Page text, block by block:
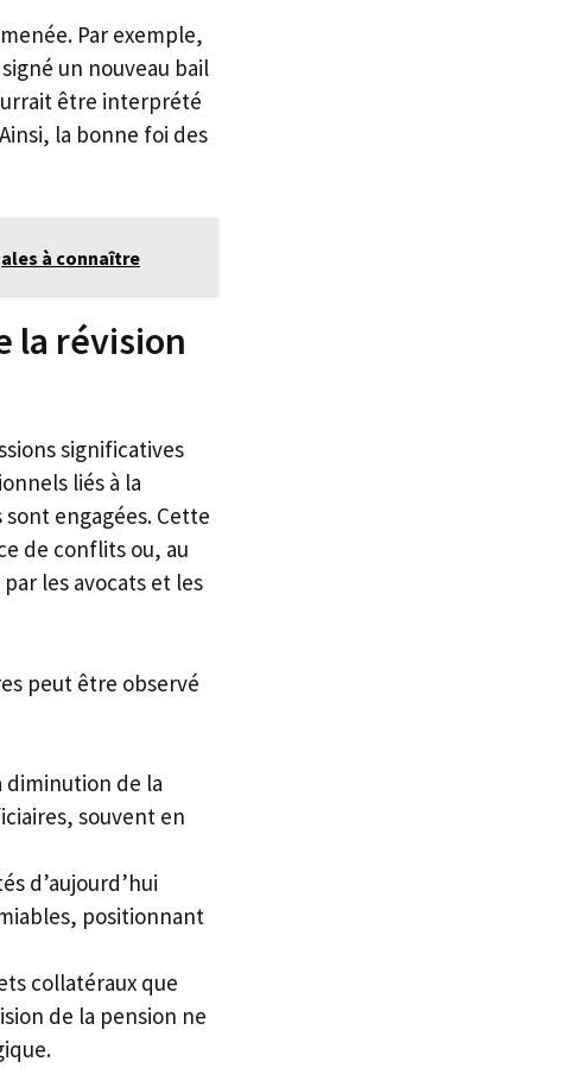
Par exemple,
un nouveau bail
être interprété
la bonne foi des
à connaître
la révision
significatives
liés à la
engagées. Cette
de conflits ou, au
les avocats et les
peut être observé
diminution de la
souvent en
d’aujourd’hui
positionnant
collatéraux que
de la pension ne